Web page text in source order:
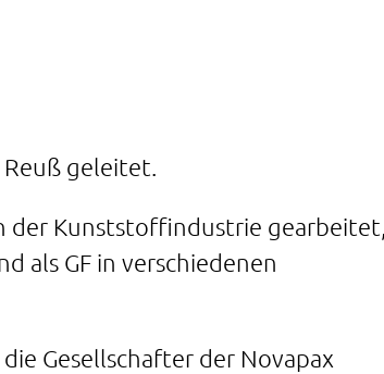
geleitet.
der Kunststoffindustrie gearbeitet,
als GF in verschiedenen
Gesellschafter der Novapax